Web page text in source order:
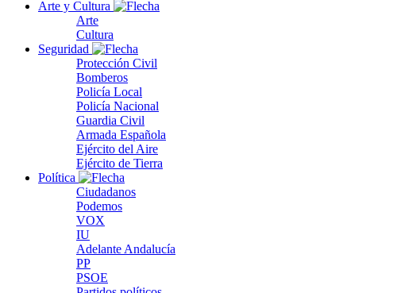
Arte y Cultura
Arte
Cultura
Seguridad
Protección Civil
Bomberos
Policía Local
Policía Nacional
Guardia Civil
Armada Española
Ejército del Aire
Ejército de Tierra
Política
Ciudadanos
Podemos
VOX
IU
Adelante Andalucía
PP
PSOE